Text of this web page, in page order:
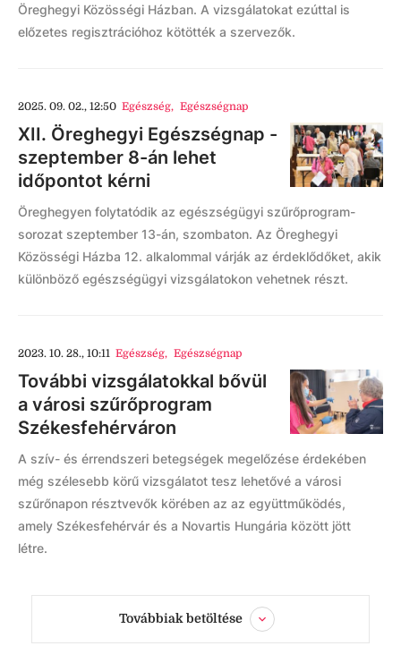
Öreghegyi Közösségi Házban. A vizsgálatokat ezúttal is
előzetes regisztrációhoz kötötték a szervezők.
2025. 09. 02., 12:50 Egészség, Egészségnap
XII. Öreghegyi Egészségnap -
szeptember 8-án lehet
időpontot kérni
Öreghegyen folytatódik az egészségügyi szűrőprogram-
sorozat szeptember 13-án, szombaton. Az Öreghegyi
Közösségi Házba 12. alkalommal várják az érdeklődőket, akik
különböző egészségügyi vizsgálatokon vehetnek részt.
2023. 10. 28., 10:11 Egészség, Egészségnap
További vizsgálatokkal bővül
a városi szűrőprogram
Székesfehérváron
A szív- és érrendszeri betegségek megelőzése érdekében
még szélesebb körű vizsgálatot tesz lehetővé a városi
szűrőnapon résztvevők körében az az együttműködés,
amely Székesfehérvár és a Novartis Hungária között jött
létre.
Továbbiak betöltése